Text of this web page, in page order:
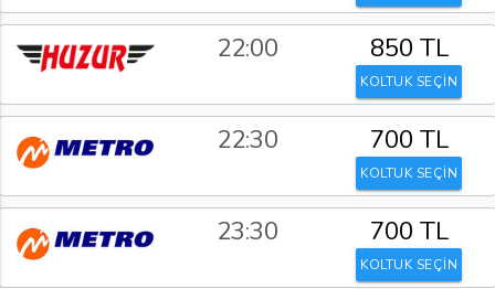
22:00 850 TL
KOLTUK SEÇİN
22:30 700 TL
KOLTUK SEÇİN
23:30 700 TL
KOLTUK SEÇİN